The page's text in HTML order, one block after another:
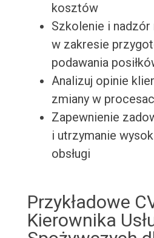
kosztów
Szkolenie i
w zakresie
podawania
Analizuj opinie
zmiany w
Zapewnienie
i utrzymanie
obsługi
Przykładowe
Kierownika